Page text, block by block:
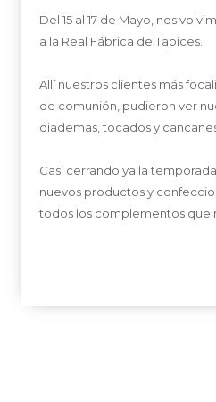
Del 15 al 17 de Mayo, nos
a la Real Fábrica de Tapices.
Allí nuestros clientes más
de comunión, pudieron ver
diademas, tocados y
Casi cerrando ya la
nuevos productos y
todos los complementos que